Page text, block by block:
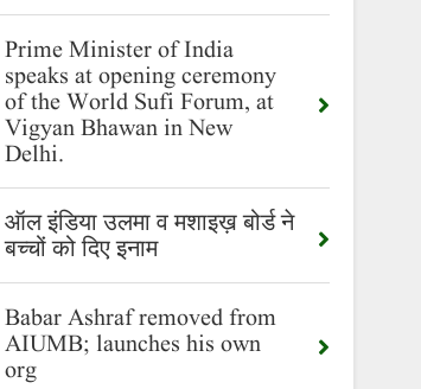
Prime Minister of India
speaks at opening ceremony
of the World Sufi Forum, at
Vigyan Bhawan in New
Delhi.
ऑल इंडिया उलमा व मशाइख़ बोर्ड ने
बच्चों को दिए इनाम
Babar Ashraf removed from
AIUMB; launches his own
org